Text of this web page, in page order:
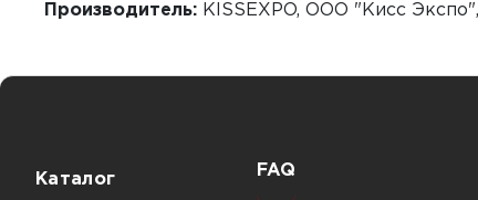
Производитель: KISSEXPO, ОOО "Кисс
Каталог
FAQ